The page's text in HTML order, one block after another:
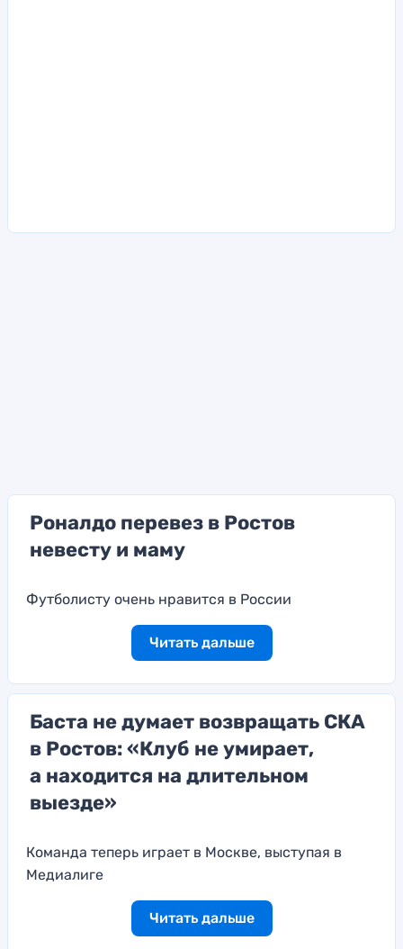
Роналдо перевез в Ростов
невесту и маму
Футболисту очень нравится в России
Читать дальше
Баста не думает возвращать СКА
в Ростов: «Клуб не умирает,
а находится на длительном
выезде»
Команда теперь играет в Москве, выступая в
Медиалиге
Читать дальше